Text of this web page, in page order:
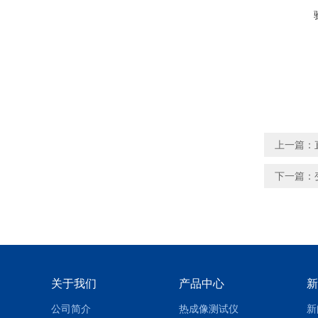
上一篇：
下一篇：
关于我们
公司简介
产品中心
热成像测试仪